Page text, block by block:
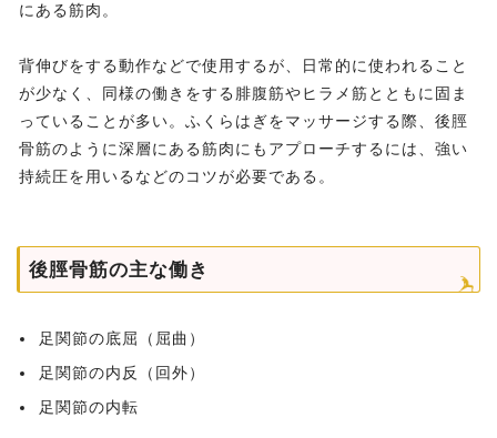
にある筋肉。
背伸びをする動作などで使用するが、日常的に使われること
が少なく、同様の働きをする腓腹筋やヒラメ筋とともに固ま
っていることが多い。ふくらはぎをマッサージする際、後脛
骨筋のように深層にある筋肉にもアプローチするには、強い
持続圧を用いるなどのコツが必要である。
後脛骨筋の主な働き
足関節の底屈（屈曲）
足関節の内反（回外）
足関節の内転